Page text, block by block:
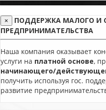
×
ПОДДЕРЖКА МАЛОГО И
ПРЕДПРИНИМАТЕЛЬСТВА
Наша компания оказывает
услуги на платной основе,
начинающего/
получить используя гос.
развитие